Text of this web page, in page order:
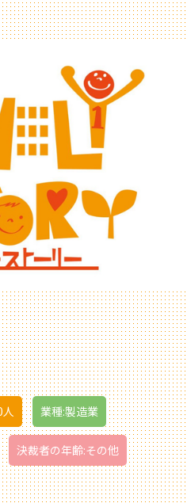
業種:製造業
決裁者の年齢:その他